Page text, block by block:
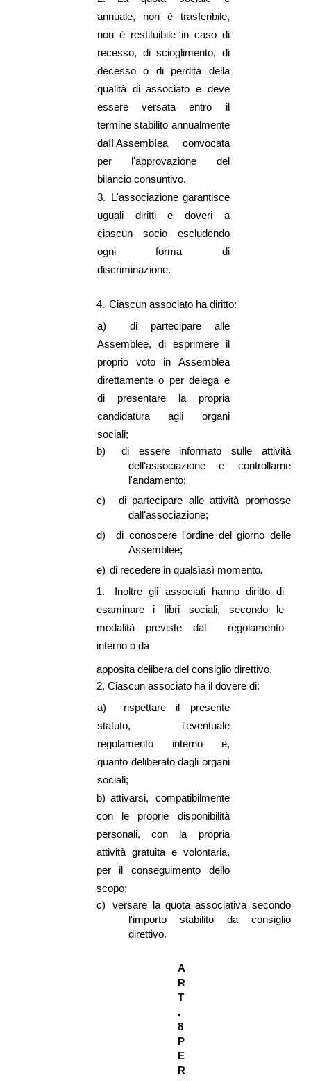
annuale, non è trasferibile,
non è restituibile in caso di
recesso, di scioglimento, di
decesso o di perdita della
qualità di associato e deve
essere versata entro il
termine stabilito annualmente
daII'AssembIea convocata
per l'approvazione del
bilancio consuntivo.
3. L'associazione garantisce
uguali diritti e doveri a
ciascun socio escludendo
ogni forma di
discriminazione.
4. Ciascun associato ha diritto:
a)
di partecipare alle
Assemblee, di esprimere il
proprio voto in Assemblea
direttamente o per delega e
di presentare la propria
candidatura agli organi
sociali;
b)
di essere informato sulle attività
dell‘associazione e controllarne
l'andamento;
c)
di partecipare alle attività promosse
dall'associazione;
d)
di conoscere l'ordine del giorno delle
Assemblee;
e) di recedere in qualsìasì momento.
1.
Inoltre gli associati hanno diritto di
esaminare i Iibri sociali, secondo le
modalità previste dal regolamento
interno o da
apposita delibera del consiglio direttivo.
2. Ciascun associato ha il dovere di:
a)
rispettare il presente
statuto, l'eventuale
regolamento interno e,
quanto deliberato dagli organi
sociali;
b) attivarsi, compatibilmente
con le proprie disponibilità
personali, con la propria
attività gratuita e volontaria,
per il conseguimento dello
scopo;
c)
versare la quota associativa secondo
l'importo stabilito da consiglio
direttivo.
A
R
T
.
8
P
E
R